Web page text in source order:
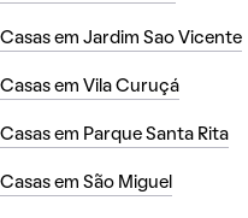
Casas em Jardim Sao Vicente
Casas em Vila Curuçá
Casas em Parque Santa Rita
Casas em São Miguel